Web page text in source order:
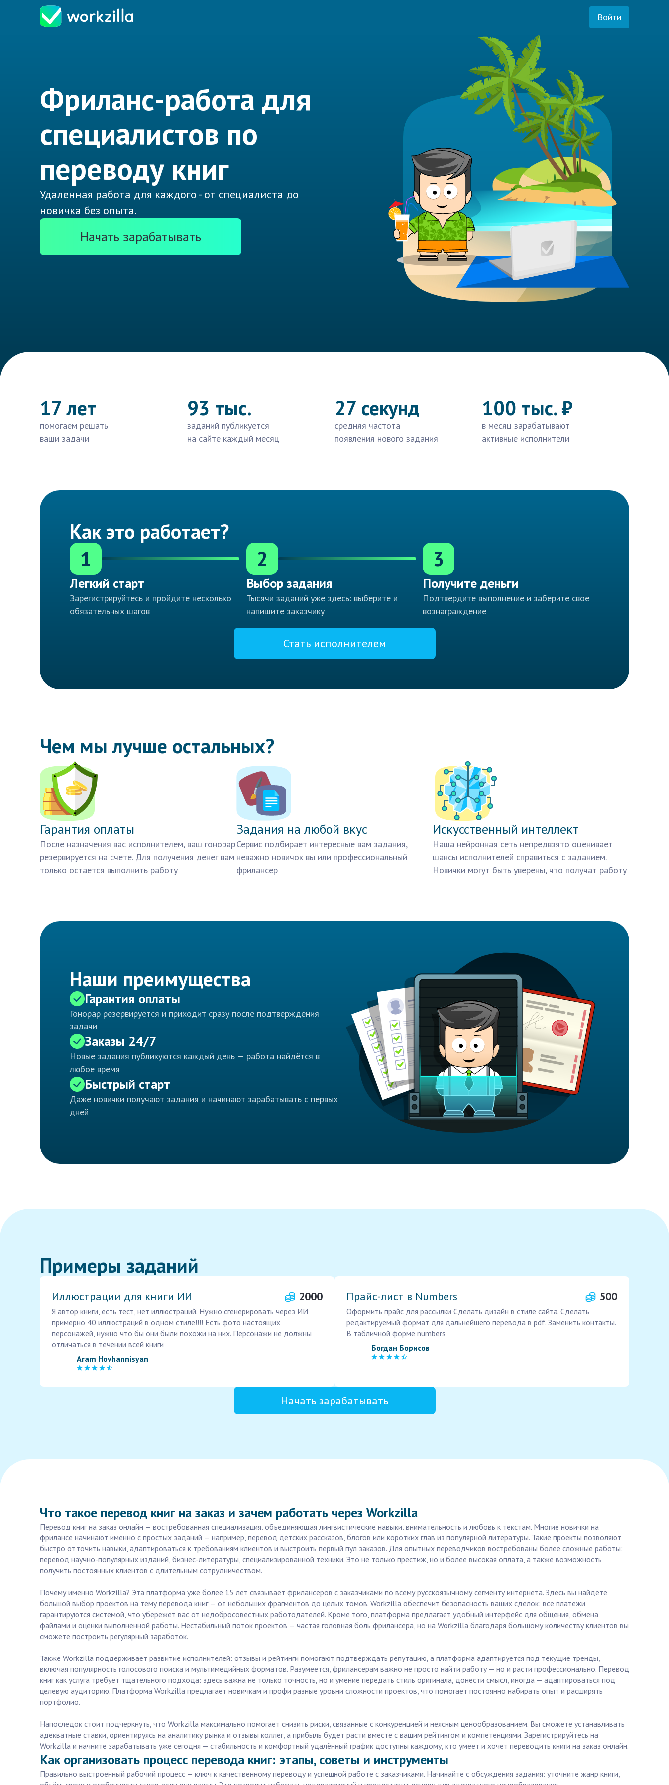
Войти
Фриланс-работа для
специалистов по
переводу книг
Удаленная работа для каждого - от специалиста до
новичка без опыта.
Начать зарабатывать
17 лет
помогаем решать
ваши задачи
93 тыс.
заданий публикуется
на сайте каждый месяц
27 секунд
средняя частота
появления нового задания
100 тыс. ₽
в месяц зарабатывают
активные исполнители
Как это работает?
1
Легкий старт
Зарегистрируйтесь и пройдите несколько
обязательных шагов
2
Выбор задания
Тысячи заданий уже здесь: выберите и
напишите заказчику
3
Получите деньги
Подтвердите выполнение и заберите свое
вознаграждение
Стать исполнителем
Чем мы лучше остальных?
Гарантия оплаты
После назначения вас исполнителем, ваш гонорар
резервируется на счете. Для получения денег вам
только остается выполнить работу
Задания на любой вкус
Сервис подбирает интересные вам задания,
неважно новичок вы или профессиональный
фрилансер
Искусственный интеллект
Наша нейронная сеть непредвзято оценивает
шансы исполнителей справиться с заданием.
Новички могут быть уверены, что получат работу
Наши преимущества
Гарантия оплаты
Гонорар резервируется и приходит сразу после подтверждения
задачи
Заказы 24/7
Новые задания публикуются каждый день — работа найдётся в
любое время
Быстрый старт
Даже новички получают задания и начинают зарабатывать с первых
дней
Примеры заданий
Иллюстрации для книги ИИ 2000
Я автор книги, есть тест, нет иллюстраций. Нужно сгенерировать через ИИ
примерно 40 иллюстраций в одном стиле!!!! Есть фото настоящих
персонажей, нужно что бы они были похожи на них. Персонажи не должны
отличаться в течении всей книги
Aram Hovhannisyan
Прайс-лист в Numbers 500
Оформить прайс для рассылки Сделать дизайн в стиле сайта. Сделать
редактируемый формат для дальнейшего перевода в pdf. Заменить контакты.
В табличной форме numbers
Богдан Борисов
Начать зарабатывать
Что такое перевод книг на заказ и зачем работать через Workzilla
Перевод книг на заказ онлайн — востребованная специализация, объединяющая лингвистические навыки, внимательность и любовь к текстам. Многие новички на
фрилансе начинают именно с простых заданий — например, перевод детских рассказов, блогов или коротких глав из популярной литературы. Такие проекты позволяют
быстро отточить навыки, адаптироваться к требованиям клиентов и выстроить первый пул заказов. Для опытных переводчиков востребованы более сложные работы:
перевод научно-популярных изданий, бизнес-литературы, специализированной техники. Это не только престиж, но и более высокая оплата, а также возможность
получить постоянных клиентов с длительным сотрудничеством.
Почему именно Workzilla? Эта платформа уже более 15 лет связывает фрилансеров с заказчиками по всему русскоязычному сегменту интернета. Здесь вы найдёте
большой выбор проектов на тему перевода книг — от небольших фрагментов до целых томов. Workzilla обеспечит безопасность ваших сделок: все платежи
гарантируются системой, что убережёт вас от недобросовестных работодателей. Кроме того, платформа предлагает удобный интерфейс для общения, обмена
файлами и оценки выполненной работы. Нестабильный поток проектов — частая головная боль фрилансера, но на Workzilla благодаря большому количеству клиентов вы
сможете построить регулярный заработок.
Также Workzilla поддерживает развитие исполнителей: отзывы и рейтинги помогают подтверждать репутацию, а платформа адаптируется под текущие тренды,
включая популярность голосового поиска и мультимедийных форматов. Разумеется, фрилансерам важно не просто найти работу — но и расти профессионально. Перевод
книг как услуга требует тщательного подхода: здесь важна не только точность, но и умение передать стиль оригинала, донести смысл, иногда — адаптироваться под
целевую аудиторию. Платформа Workzilla предлагает новичкам и профи разные уровни сложности проектов, что помогает постоянно набирать опыт и расширять
портфолио.
Напоследок стоит подчеркнуть, что Workzilla максимально помогает снизить риски, связанные с конкуренцией и неясным ценообразованием. Вы сможете устанавливать
адекватные ставки, ориентируясь на аналитику рынка и отзывы коллег, а прибыль будет расти вместе с вашим рейтингом и компетенциями. Зарегистрируйтесь на
Workzilla и начните зарабатывать уже сегодня — стабильность и комфортный удалённый график доступны каждому, кто умеет и хочет переводить книги на заказ онлайн.
Как организовать процесс перевода книг: этапы, советы и инструменты
Правильно выстроенный рабочий процесс — ключ к качественному переводу и успешной работе с заказчиками. Начинайте с обсуждения задания: уточните жанр книги,